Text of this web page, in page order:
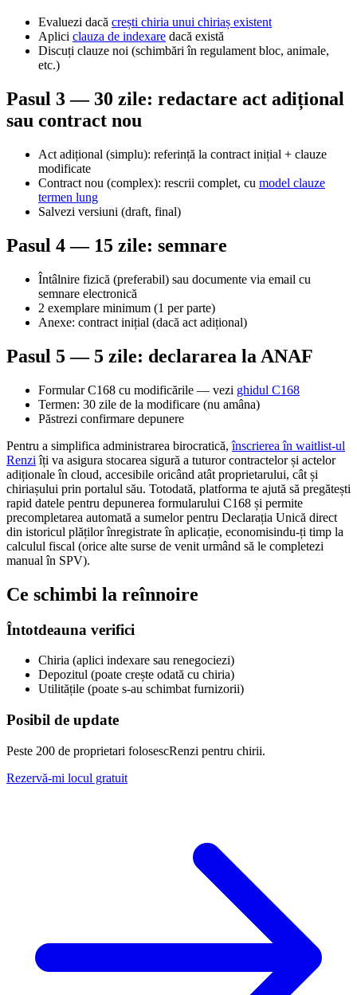
Evaluezi dacă crești chiria unui chiriaș existent
Aplici clauza de indexare dacă există
Discuți clauze noi (schimbări în regulament bloc, animale,
etc.)
Pasul 3 — 30 zile: redactare act adițional
sau contract nou
Act adițional (simplu): referință la contract inițial + clauze
modificate
Contract nou (complex): rescrii complet, cu model clauze
termen lung
Salvezi versiuni (draft, final)
Pasul 4 — 15 zile: semnare
Întâlnire fizică (preferabil) sau documente via email cu
semnare electronică
2 exemplare minimum (1 per parte)
Anexe: contract inițial (dacă act adițional)
Pasul 5 — 5 zile: declararea la ANAF
Formular C168 cu modificările — vezi ghidul C168
Termen: 30 zile de la modificare (nu amâna)
Păstrezi confirmare depunere
Pentru a simplifica administrarea birocratică,înscrierea în waitlist-ul
Renzi îți va asigura stocarea sigură a tuturor contractelor și actelor
adiționale în cloud, accesibile oricând atât proprietarului, cât și
chiriașului prin portalul său. Totodată, platforma te ajută să pregătești
rapid datele pentru depunerea formularului C168 și permite
precompletarea automată a sumelor pentru Declarația Unică direct
din istoricul plăților înregistrate în aplicație, economisindu-ți timp la
calculul fiscal (orice alte surse de venit urmând să le completezi
manual în SPV).
Ce schimbi la reînnoire
Întotdeauna verifici
Chiria (aplici indexare sau renegociezi)
Depozitul (poate crește odată cu chiria)
Utilitățile (poate s-au schimbat furnizorii)
Posibil de update
Peste 200 de proprietari folosescRenzi pentru chirii.
Rezervă-mi locul gratuit